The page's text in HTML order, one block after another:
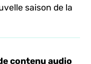
saison de la
contenu audio